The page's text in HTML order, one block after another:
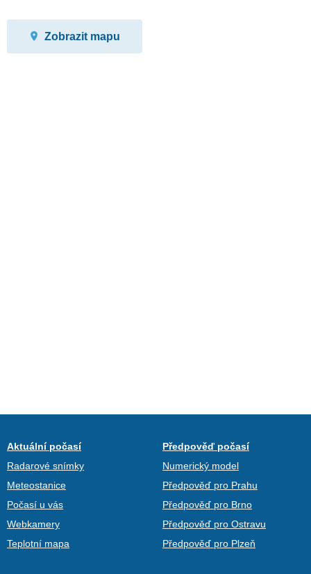
Zobrazit mapu
Aktuální počasí
Radarové snímky
Meteostanice
Počasí u vás
Webkamery
Teplotní mapa
Předpověď počasí
Numerický model
Předpověď pro Prahu
Předpověď pro Brno
Předpověď pro Ostravu
Předpověď pro Plzeň